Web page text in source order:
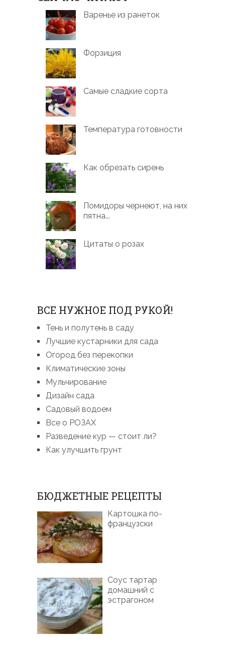
Варенье из ранеток
Форзиция
Самые сладкие сорта
Температура готовности
Как обрезать сирень
Помидоры чернеют, на них
пятна...
Цитаты о розах
ВСЕ НУЖНОЕ ПОД РУКОЙ!
Тень и полутень в саду
Лучшие кустарники для сада
Огород без перекопки
Климатические зоны
Мульчирование
Дизайн сада
Садовый водоем
Все о РОЗАХ
Разведение кур — стоит ли?
Как улучшить грунт
БЮДЖЕТНЫЕ РЕЦЕПТЫ
Картошка по-
французски
Соус тартар
домашний с
эстрагоном